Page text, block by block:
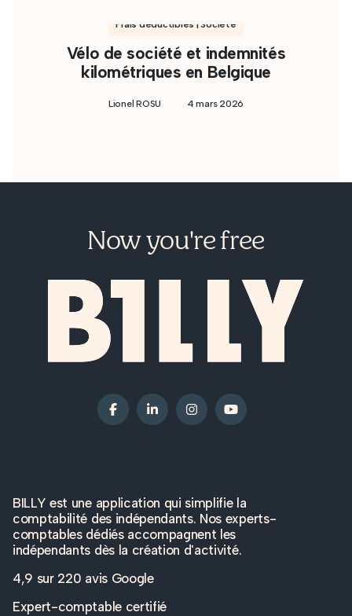
Frais déductibles | Société
Vélo de société et indemnités
kilométriques en Belgique
Lionel ROSU 4 mars 2026
Now you're free
BILLY est une application qui simplifie la
comptabilité des indépendants. Nos experts-
comptables dédiés accompagnent les
indépendants dès la création d'activité.
4,9 sur 220 avis Google
Expert-comptable certifié